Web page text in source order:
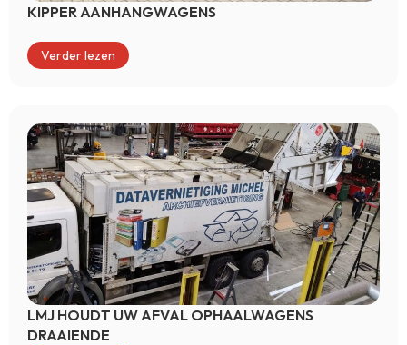
KIPPER AANHANGWAGENS
Verder lezen
LMJ HOUDT UW AFVAL OPHAALWAGENS
DRAAIENDE